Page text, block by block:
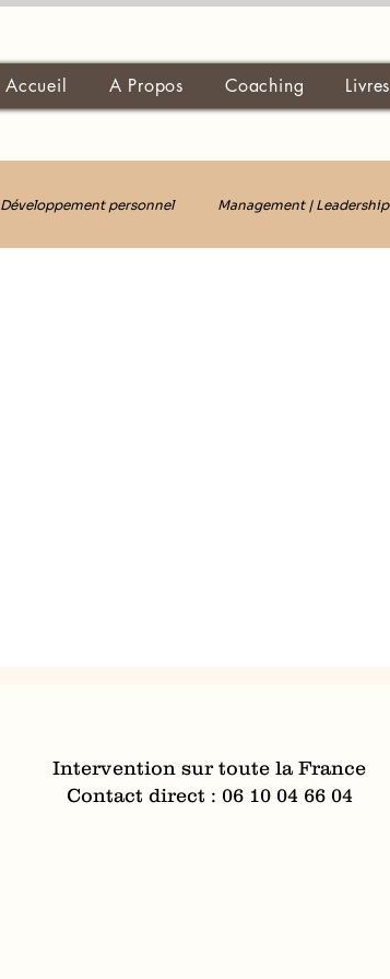
Accueil A Propos Coaching Livres
Développement personnel Management | Leadership
Intervention sur toute la France
Contact direct : 06 10 04 66 04